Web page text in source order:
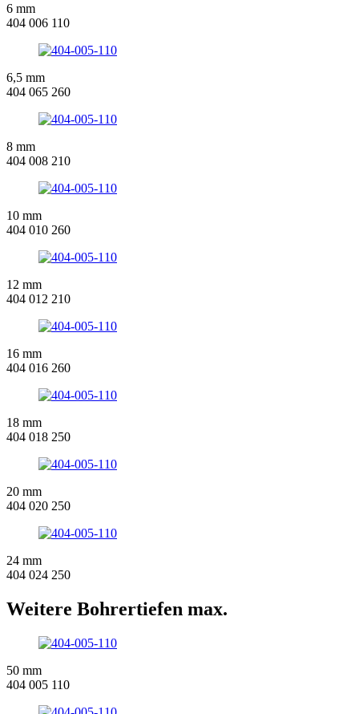
6 mm
404 006 110
6,5 mm
404 065 260
8 mm
404 008 210
10 mm
404 010 260
12 mm
404 012 210
16 mm
404 016 260
18 mm
404 018 250
20 mm
404 020 250
24 mm
404 024 250
Weitere Bohrertiefen max.
50 mm
404 005 110